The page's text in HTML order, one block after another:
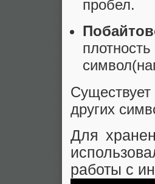
пробел.
других
Для
работы с